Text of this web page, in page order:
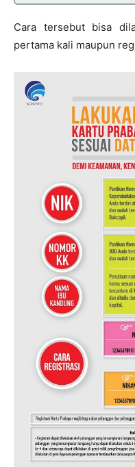
Cara tersebut bisa
pertama kali maupun